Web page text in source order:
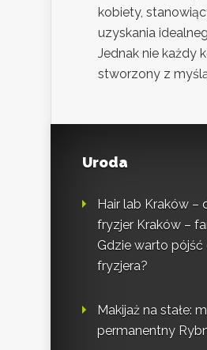
kobiety,
uzyskania
Jednak nie każdy
stworzony z
Uroda
Hair lab Kraków –
fryzjer Kraków –
Gdzie warto pójść
fryzjera?
Makijaż na stałe:
permanentny